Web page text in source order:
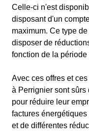
Celle-ci n'est
disposant d'un
maximum. Ce type
disposer de
fonction de la
Avec ces offres et
à Perrignier sont
pour réduire leur
factures
et de différentes